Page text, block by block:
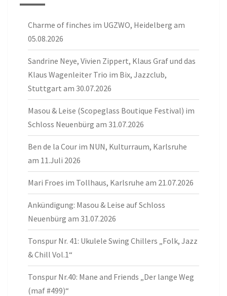
Charme of finches im UGZWO, Heidelberg am
05.08.2026
Sandrine Neye, Vivien Zippert, Klaus Graf und das
Klaus Wagenleiter Trio im Bix, Jazzclub,
Stuttgart am 30.07.2026
Masou & Leise (Scopeglass Boutique Festival) im
Schloss Neuenbürg am 31.07.2026
Ben de la Cour im NUN, Kulturraum, Karlsruhe
am 11.Juli 2026
Mari Froes im Tollhaus, Karlsruhe am 21.07.2026
Ankündigung: Masou & Leise auf Schloss
Neuenbürg am 31.07.2026
Tonspur Nr. 41: Ukulele Swing Chillers „Folk, Jazz
& Chill Vol.1“
Tonspur Nr.40: Mane and Friends „Der lange Weg
(maf #499)“